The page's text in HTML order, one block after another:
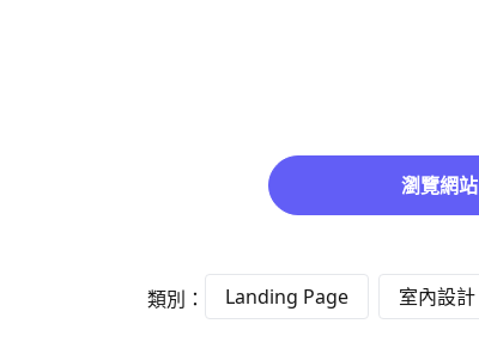
瀏覽網站
類別： Landing Page 室內設計